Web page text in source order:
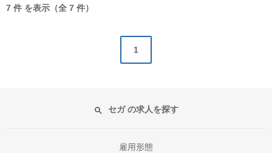
7 件 を表示（全 7 件）
1
セガ の求人を探す
雇用形態